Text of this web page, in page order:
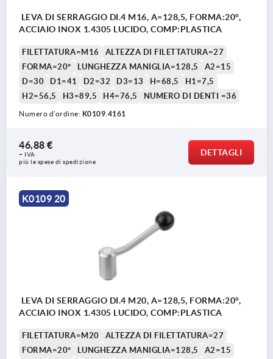
LEVA DI SERRAGGIO DI.4 M16, A=128,5, FORMA:20°,
ACCIAIO INOX 1.4305 LUCIDO, COMP:PLASTICA
FILETTATURA=M16
ALTEZZA DI FILETTATURA=27
FORMA=20°
LUNGHEZZA MANIGLIA=128,5
A2=15
D=30
D1=41 D2=32 D3=13 H=68,5
H1=7,5
H2=56,5
H3=89,5 H4=76,5 NUMERO DI DENTI =36
Numero d’ordine: K0109.4161
46,88 €
+ IVA
più le spese di spedizione
DETTAGLI
K0109 20
LEVA DI SERRAGGIO DI.4 M20, A=128,5, FORMA:20°,
ACCIAIO INOX 1.4305 LUCIDO, COMP:PLASTICA
FILETTATURA=M20
ALTEZZA DI FILETTATURA=27
FORMA=20°
LUNGHEZZA MANIGLIA=128,5
A2=15